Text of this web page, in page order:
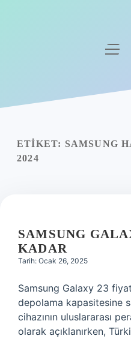
Yasal Uyarı
ETIKET: SAMSUNG
2024
SAMSUNG
KADAR
Tarih: Ocak 26, 2025
Samsung Galaxy 23
depolama kapasitesine
cihazının uluslararası
olarak açıklanırken,